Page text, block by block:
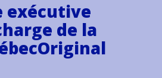
exécutive
de la